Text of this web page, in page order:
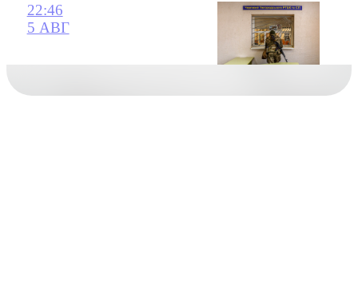
22:46
5 АВГ